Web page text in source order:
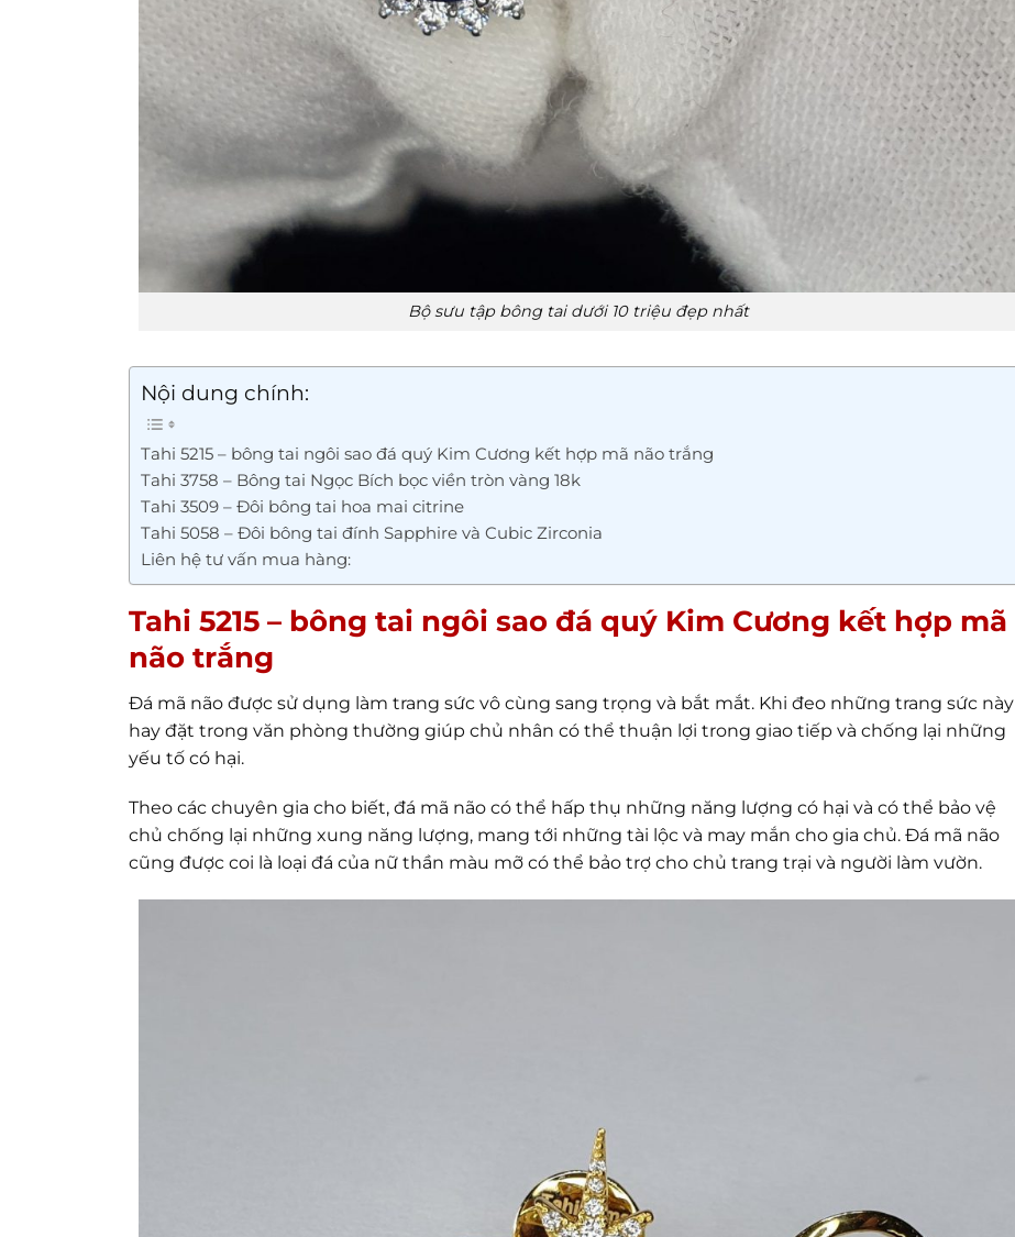
Bộ sưu tập bông tai dưới 10 triệu đẹp nhất
Nội dung chính:
Tahi 5215 – bông tai ngôi sao đá quý Kim Cương kết hợp mã não trắng
Tahi 3758 – Bông tai Ngọc Bích bọc viền tròn vàng 18k
Tahi 3509 – Đôi bông tai hoa mai citrine
Tahi 5058 – Đôi bông tai đính Sapphire và Cubic Zirconia
Liên hệ tư vấn mua hàng:
Tahi 5215 – bông tai ngôi sao đá quý Kim Cương kết hợp mã
não trắng
Đá mã não được sử dụng làm trang sức vô cùng sang trọng và bắt mắt. Khi đeo những trang sức này
hay đặt trong văn phòng thường giúp chủ nhân có thể thuận lợi trong giao tiếp và chống lại những
yếu tố có hại.
Theo các chuyên gia cho biết, đá mã não có thể hấp thụ những năng lượng có hại và có thể bảo vệ
chủ chống lại những xung năng lượng, mang tới những tài lộc và may mắn cho gia chủ. Đá mã não
cũng được coi là loại đá của nữ thần màu mỡ có thể bảo trợ cho chủ trang trại và người làm vườn.